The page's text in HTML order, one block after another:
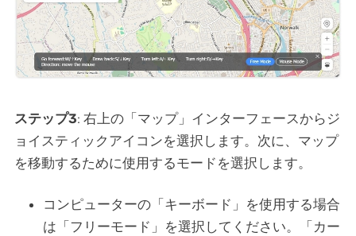
ステップ3: 右上の「マップ」インターフェースからジ
ョイスティックアイコンを選択します。次に、マップ
を移動するために使用するモードを選択します。
コンピューターの「キーボード」を使用する場合
は「フリーモード」を選択してください。「カー